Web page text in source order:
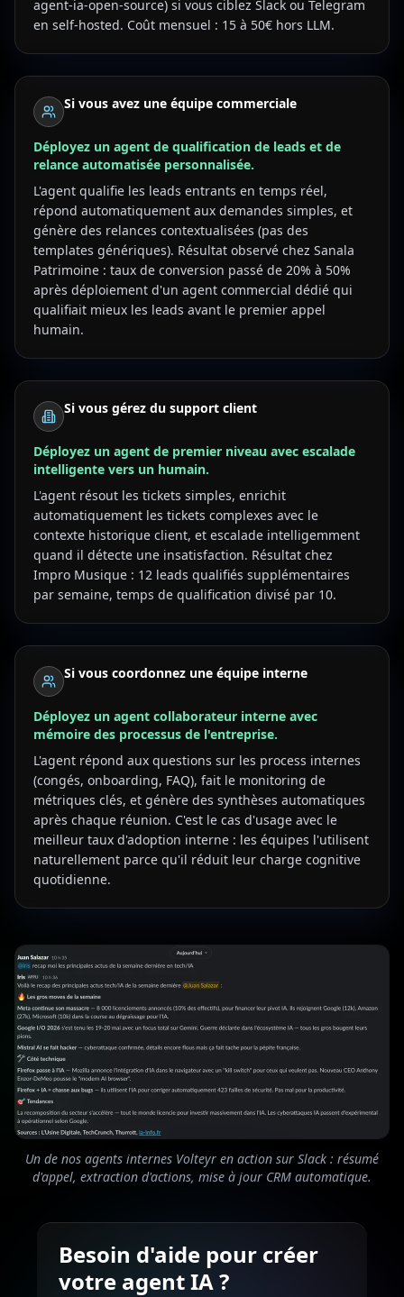
agent-ia-open-source) si vous ciblez Slack ou Telegram
en self-hosted. Coût mensuel : 15 à 50€ hors LLM.
Si vous avez une équipe commerciale
Déployez un agent de qualification de leads et de
relance automatisée personnalisée.
L'agent qualifie les leads entrants en temps réel,
répond automatiquement aux demandes simples, et
génère des relances contextualisées (pas des
templates génériques). Résultat observé chez Sanala
Patrimoine : taux de conversion passé de 20% à 50%
après déploiement d'un agent commercial dédié qui
qualifiait mieux les leads avant le premier appel
humain.
Si vous gérez du support client
Déployez un agent de premier niveau avec escalade
intelligente vers un humain.
L'agent résout les tickets simples, enrichit
automatiquement les tickets complexes avec le
contexte historique client, et escalade intelligemment
quand il détecte une insatisfaction. Résultat chez
Impro Musique : 12 leads qualifiés supplémentaires
par semaine, temps de qualification divisé par 10.
Si vous coordonnez une équipe interne
Déployez un agent collaborateur interne avec
mémoire des processus de l'entreprise.
L'agent répond aux questions sur les process internes
(congés, onboarding, FAQ), fait le monitoring de
métriques clés, et génère des synthèses automatiques
après chaque réunion. C'est le cas d'usage avec le
meilleur taux d'adoption interne : les équipes l'utilisent
naturellement parce qu'il réduit leur charge cognitive
quotidienne.
Un de nos agents internes Volteyr en action sur Slack : résumé
d'appel, extraction d'actions, mise à jour CRM automatique.
Besoin d'aide pour créer
votre agent IA ?